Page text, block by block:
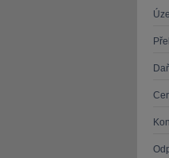
JUDr. Tomáš